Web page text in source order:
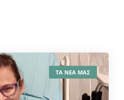
ΤΑ ΝΕΑ ΜΑΣ